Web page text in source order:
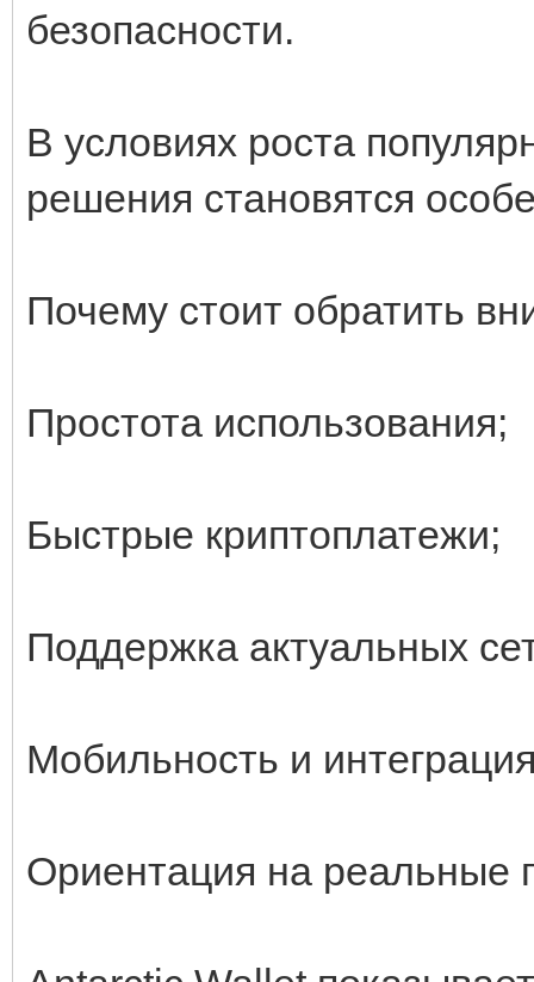
безопасности.
В условиях роста
решения становятся
Почему стоит обратить
Простота использования;
Быстрые криптоплатежи;
Поддержка актуальных
Мобильность и
Ориентация на реальные